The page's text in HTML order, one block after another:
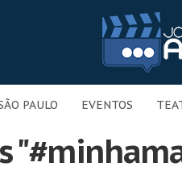
PAULO EVENTOS